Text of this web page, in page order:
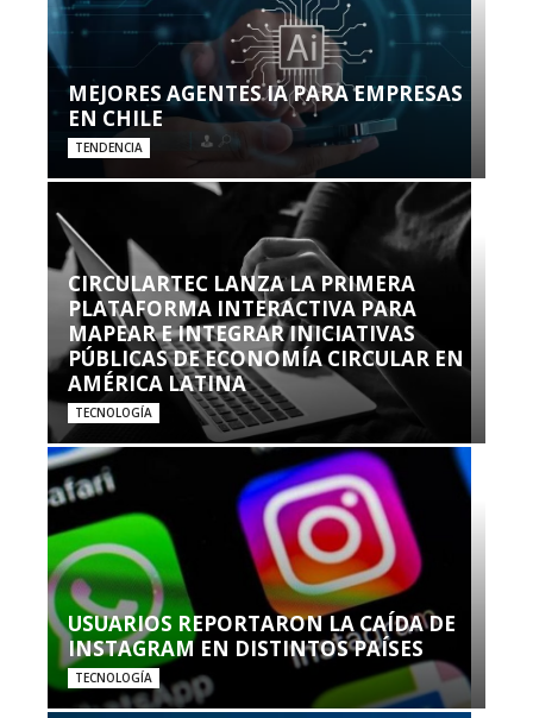
MEJORES AGENTES IA PARA EMPRESAS
EN CHILE
TENDENCIA
CIRCULARTEC LANZA LA PRIMERA
PLATAFORMA INTERACTIVA PARA
MAPEAR E INTEGRAR INICIATIVAS
PÚBLICAS DE ECONOMÍA CIRCULAR EN
AMÉRICA LATINA
TECNOLOGÍA
USUARIOS REPORTARON LA CAÍDA DE
INSTAGRAM EN DISTINTOS PAÍSES
TECNOLOGÍA